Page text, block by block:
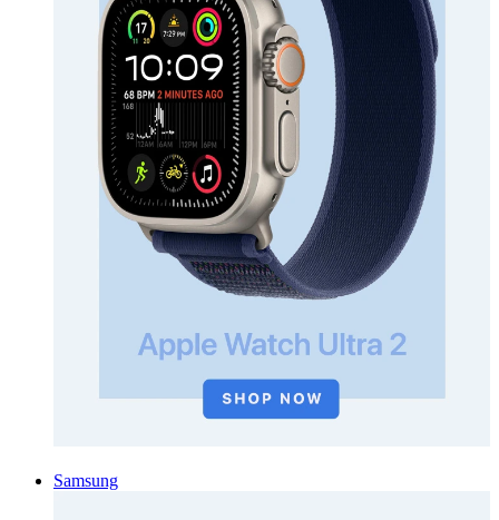
Samsung